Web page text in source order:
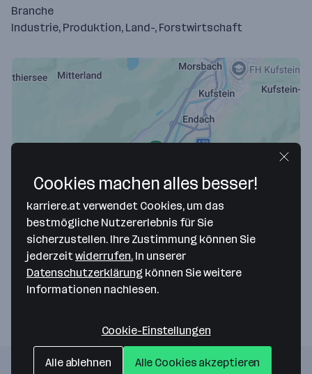
Branche
Industrie, Produktion, Land-, Forstwirtschaft
Map data ©2026 Google
Koller Forsttechnik GmbH
Kufsteiner Wald 26a
6334 Schwoich— Route berechnen
Cookies machen alles besser!
karriere.at verwendet Cookies, um das
bestmögliche Nutzererlebnis für Sie
sicherzustellen. Ihre Zustimmung können Sie
jederzeit widerrufen. In unserer
Datenschutzerklärung können Sie weitere
Informationen nachlesen.
Cookie-Einstellungen
Alle ablehnen Alle Cookies akzeptieren